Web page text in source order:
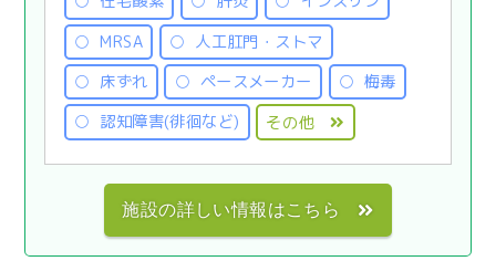
MRSA
人工肛門・ストマ
床ずれ
ペースメーカー
梅毒
認知障害(徘徊など)
その他
施設の詳しい情報はこちら